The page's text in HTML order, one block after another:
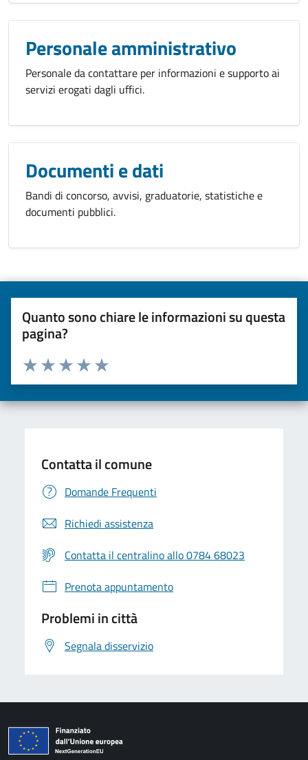
Personale amministrativo
Personale da contattare per informazioni e supporto ai
servizi erogati dagli uffici.
Documenti e dati
Bandi di concorso, avvisi, graduatorie, statistiche e
documenti pubblici.
Quanto sono chiare le informazioni su questa
pagina?
Valuta da 1 a 5 stelle la pagina
Valuta 5 stelle su 5
Valuta 4 stelle su 5
Valuta 3 stelle su 5
Valuta 2 stelle su 5
Valuta una stella su 5
Contatta il comune
Domande Frequenti
Richiedi assistenza
Contatta il centralino allo 0784 68023
Prenota appuntamento
Problemi in città
Segnala disservizio